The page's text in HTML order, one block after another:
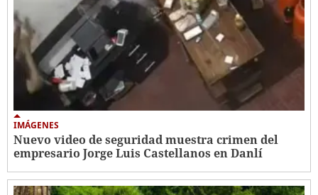
IMÁGENES
Nuevo video de seguridad muestra crimen del
empresario Jorge Luis Castellanos en Danlí